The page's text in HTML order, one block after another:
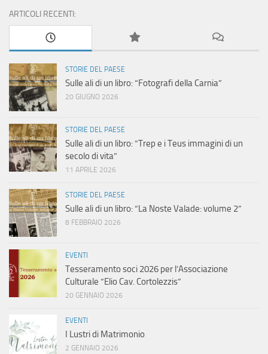
ARTICOLI RECENTI:
STORIE DEL PAESE
Sulle ali di un libro: “Fotografi della Carnia”
20 GIUGNO 2026
STORIE DEL PAESE
Sulle ali di un libro: “Trep e i Teus immagini di un
secolo di vita”
11 APRILE 2026
STORIE DEL PAESE
Sulle ali di un libro: “La Noste Valade: volume 2”
8 FEBBRAIO 2026
EVENTI
Tesseramento soci 2026 per l’Associazione
Culturale “Elio Cav. Cortolezzis”
20 GENNAIO 2026
EVENTI
I Lustri di Matrimonio
2 GENNAIO 2026